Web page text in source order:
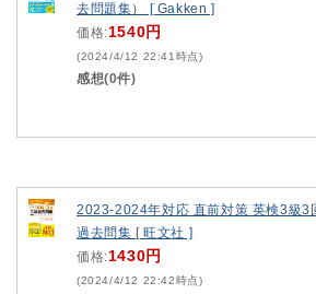
去問題集） [ Gakken ]
価格:1540円
(2024/4/12 22:41時点)
感想(0件)
2023-2024年対応 直前対策 英検3級3
過去問集 [ 旺文社 ]
価格:1430円
(2024/4/12 22:42時点)